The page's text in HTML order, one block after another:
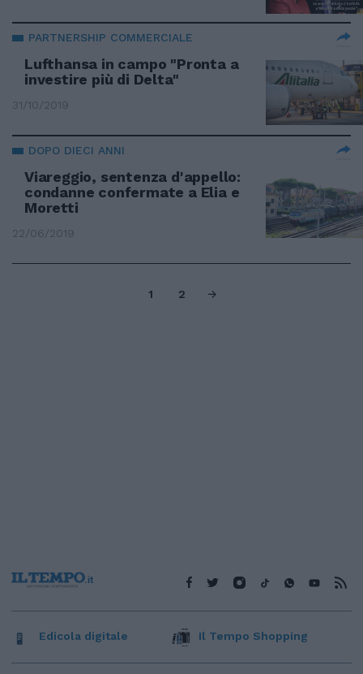
PARTNERSHIP COMMERCIALE
Lufthansa in campo "Pronta a
investire più di Delta"
31/10/2019
DOPO DIECI ANNI
Viareggio, sentenza d'appello:
condanne confermate a Elia e
Moretti
22/06/2019
1 2
Edicola digitale Il Tempo Shopping